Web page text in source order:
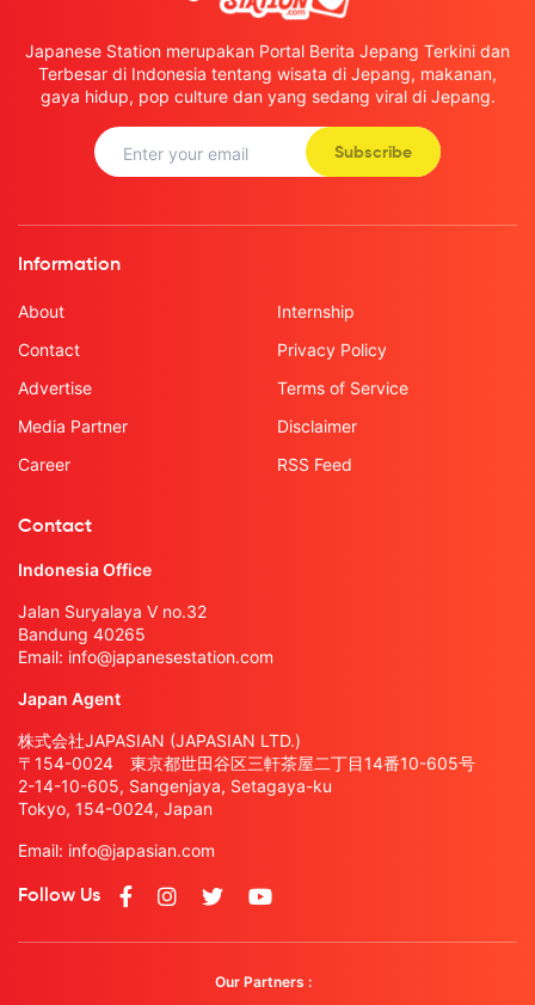
Japanese Station merupakan Portal Berita Jepang Terkini dan
Terbesar di Indonesia tentang wisata di Jepang, makanan,
gaya hidup, pop culture dan yang sedang viral di Jepang.
Subscribe
Information
About
Contact
Advertise
Media Partner
Career
Internship
Privacy Policy
Terms of Service
Disclaimer
RSS Feed
Contact
Indonesia Office
Jalan Suryalaya V no.32
Bandung 40265
Email: info@japanesestation.com
Japan Agent
株式会社JAPASIAN (JAPASIAN LTD.)
〒154-0024 東京都世田谷区三軒茶屋二丁目14番10-605号
2-14-10-605, Sangenjaya, Setagaya-ku
Tokyo, 154-0024, Japan
Email: info@japasian.com
Follow Us
Our Partners :